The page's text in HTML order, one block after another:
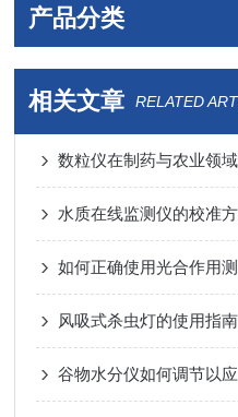
产品分类
相关文章 RELATED
数粒仪在制药与农业领
水质在线监测仪的校准
如何正确使用光合作用
风吸式杀虫灯的使用指南
谷物水分仪如何调节以